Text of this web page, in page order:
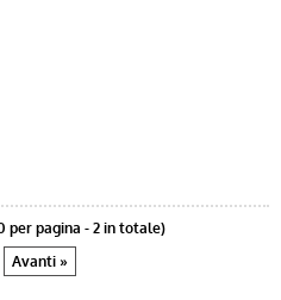
per pagina - 2 in totale)
Avanti »